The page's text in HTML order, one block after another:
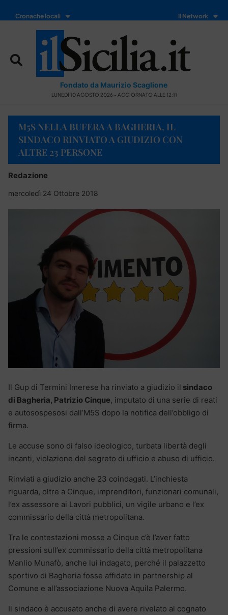
Cronache locali Il Network
Fondato da Maurizio Scaglione
LUNEDÌ 10 AGOSTO 2026 - AGGIORNATO ALLE 12:11
M5S NELLA BUFERA A BAGHERIA, IL
SINDACO RINVIATO A GIUDIZIO CON
ALTRE 23 PERSONE
Redazione
mercoledì 24 Ottobre 2018
Il Gup di Termini Imerese ha rinviato a giudizio il sindaco
di Bagheria, Patrizio Cinque, imputato di una serie di reati
e autosospesosi dall’M5S dopo la notifica dell’obbligo di
firma.
Le accuse sono di falso ideologico, turbata libertà degli
incanti, violazione del segreto di ufficio e abuso di ufficio.
Rinviati a giudizio anche 23 coindagati. L’inchiesta
riguarda, oltre a Cinque, imprenditori, funzionari comunali,
l’ex assessore ai Lavori pubblici, un vigile urbano e l’ex
commissario della città metropolitana.
Tra le contestazioni mosse a Cinque c’è l’aver fatto
pressioni sull’ex commissario della città metropolitana
Manlio Munafò, anche lui indagato, perché il palazzetto
sportivo di Bagheria fosse affidato in partnership al
Comune e all’associazione Nuova Aquila Palermo.
Il sindaco è accusato anche di avere rivelato al cognato